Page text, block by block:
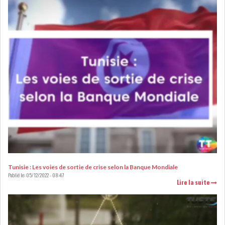
L’ATB RENFORCE SON
ENGAGEMENT AUPRÈS DES...
OFFICE PLAST : UNE LEVÉE DE
OFFICEPLAST : YASSINE ABID
ANIMERA UNE C...
MARCHÉ OBLIGATA...
Tunisie : Les voies de sortie de crise selon la Banque Mondiale
Publié le:05/12/2022 - 08:47
Lire la suite